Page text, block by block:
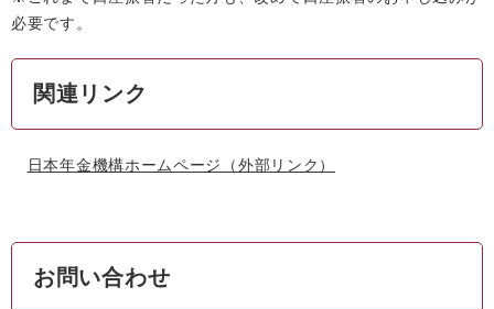
必要です。
関連リンク
日本年金機構ホームページ （外部リンク）
お問い合わせ